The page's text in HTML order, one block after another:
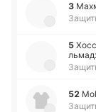
3
5
52